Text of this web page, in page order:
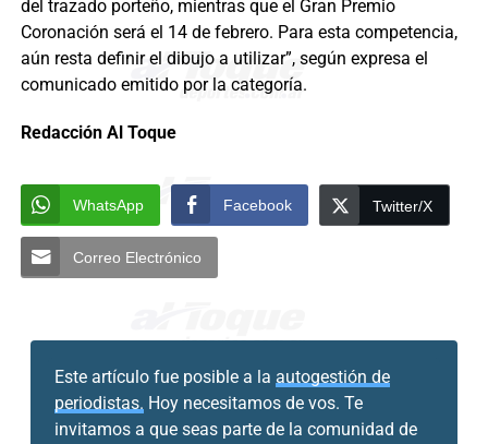
del trazado porteño, mientras que el Gran Premio
Coronación será el 14 de febrero. Para esta competencia,
aún resta definir el dibujo a utilizar”, según expresa el
comunicado emitido por la categoría.
Redacción Al Toque
WhatsApp Facebook Twitter/X
Correo Electrónico
Este artículo fue posible a la autogestión de
periodistas. Hoy necesitamos de vos. Te
invitamos a que seas parte de la comunidad de